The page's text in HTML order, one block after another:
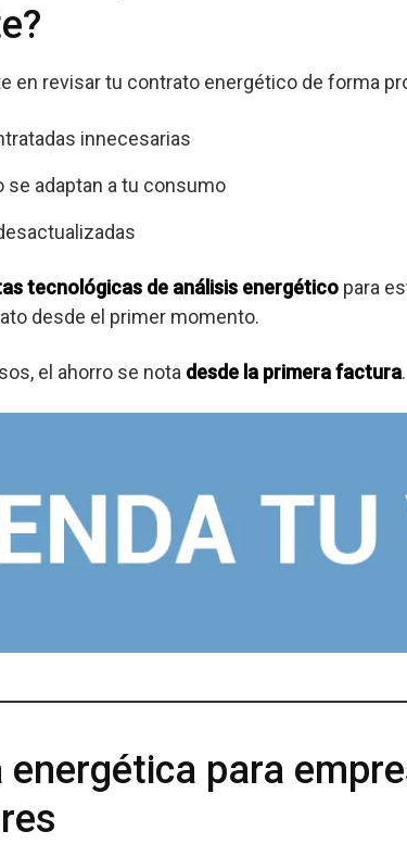
en revisar tu contrato energético de forma
innecesarias
se adaptan a tu consumo
tecnológicas de análisis energético para
desde el primer momento.
el ahorro se nota desde la primera factura.
para